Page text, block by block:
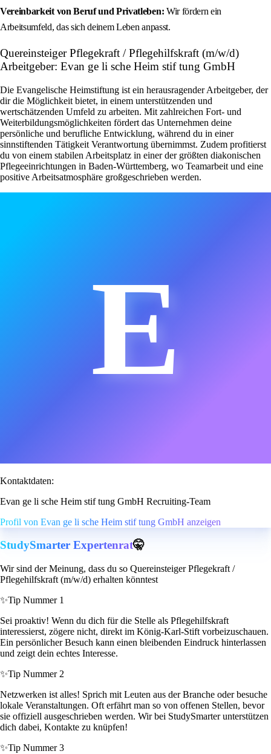
Vereinbarkeit von Beruf und Privatleben: Wir fördern ein
Arbeitsumfeld, das sich deinem Leben anpasst.
Quereinsteiger Pflegekraft / Pflegehilfskraft (m/w/d)
Arbeitgeber: Evan ge li sche Heim stif tung GmbH
Die Evangelische Heimstiftung ist ein herausragender Arbeitgeber, der
dir die Möglichkeit bietet, in einem unterstützenden und
wertschätzenden Umfeld zu arbeiten. Mit zahlreichen Fort- und
Weiterbildungsmöglichkeiten fördert das Unternehmen deine
persönliche und berufliche Entwicklung, während du in einer
sinnstiftenden Tätigkeit Verantwortung übernimmst. Zudem profitierst
du von einem stabilen Arbeitsplatz in einer der größten diakonischen
Pflegeeinrichtungen in Baden-Württemberg, wo Teamarbeit und eine
positive Arbeitsatmosphäre großgeschrieben werden.
E
Kontaktdaten:
Evan ge li sche Heim stif tung GmbH Recruiting-Team
Profil von Evan ge li sche Heim stif tung GmbH anzeigen
StudySmarter Expertenrat🤫
Wir sind der Meinung, dass du so Quereinsteiger Pflegekraft /
Pflegehilfskraft (m/w/d) erhalten könntest
✨Tip Nummer 1
Sei proaktiv! Wenn du dich für die Stelle als Pflegehilfskraft
interessierst, zögere nicht, direkt im König-Karl-Stift vorbeizuschauen.
Ein persönlicher Besuch kann einen bleibenden Eindruck hinterlassen
und zeigt dein echtes Interesse.
✨Tip Nummer 2
Netzwerken ist alles! Sprich mit Leuten aus der Branche oder besuche
lokale Veranstaltungen. Oft erfährt man so von offenen Stellen, bevor
sie offiziell ausgeschrieben werden. Wir bei StudySmarter unterstützen
dich dabei, Kontakte zu knüpfen!
✨Tip Nummer 3